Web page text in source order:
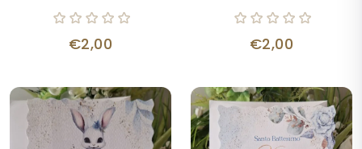
€2,00 €2,00